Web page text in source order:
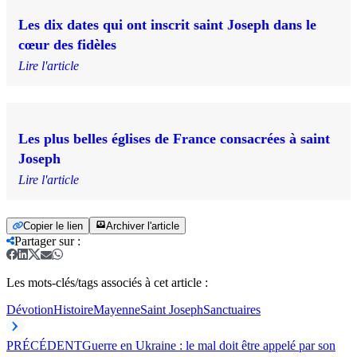
Les dix dates qui ont inscrit saint Joseph dans le
cœur des fidèles
Lire l'article
Les plus belles églises de France consacrées à saint
Joseph
Lire l'article
Copier le lien Archiver l'article
Partager sur:
Les mots-clés/tags associés à cet article :
DévotionHistoireMayenneSaint JosephSanctuaires
PRÉCÉDENTGuerre en Ukraine : le mal doit être appelé par son